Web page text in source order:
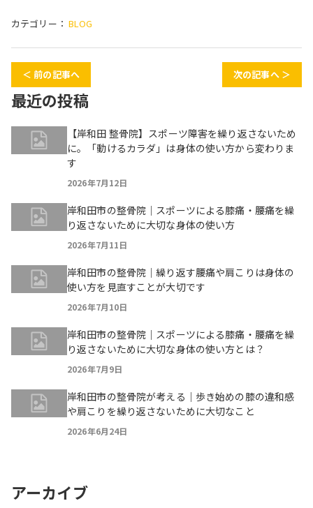
カテゴリー： BLOG
＜ 前の記事へ 次の記事へ ＞
最近の投稿
【岸和田 整骨院】スポーツ障害を繰り返さないため
に。「動けるカラダ」は身体の使い方から変わりま
す
2026年7月12日
岸和田市の整骨院｜スポーツによる膝痛・腰痛を繰
り返さないために大切な身体の使い方
2026年7月11日
岸和田市の整骨院｜繰り返す腰痛や肩こりは身体の
使い方を見直すことが大切です
2026年7月10日
岸和田市の整骨院｜スポーツによる膝痛・腰痛を繰
り返さないために大切な身体の使い方とは？
2026年7月9日
岸和田市の整骨院が考える｜歩き始めの膝の違和感
や肩こりを繰り返さないために大切なこと
2026年6月24日
アーカイブ